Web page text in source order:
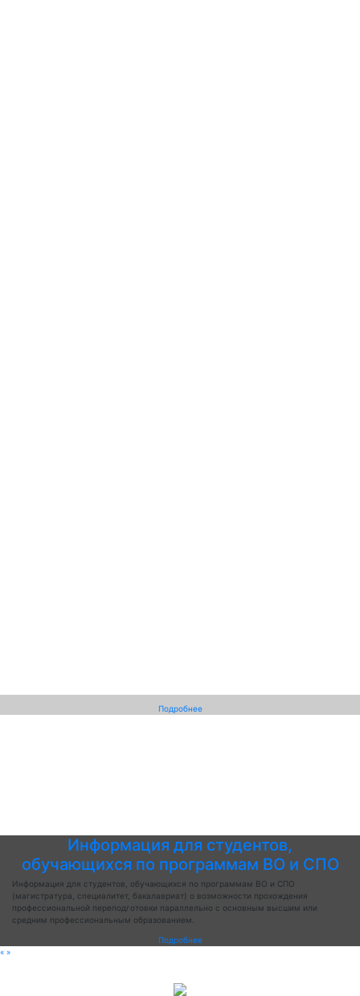
Подробнее
Информация для студентов,
обучающихся по программам ВО и СПО
Информация для студентов, обучающихся по программам ВО и СПО
(магистратура, специалитет, бакалавриат) о возможности прохождения
профессиональной переподготовки параллельно с основным высшим или
средним профессиональным образованием.
Подробнее
« »